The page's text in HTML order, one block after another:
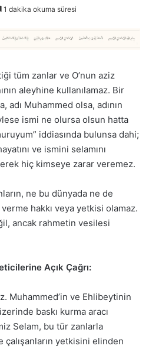
1 dakika okuma süresi
tüm zanlar ve O’nun aziz
aleyhine kullanılamaz. Bir
adı Muhammed olsa, adının
ismi ne olursa olsun hatta
iddiasında bulunsa dahi;
ve ismini selamını
hiç kimseye zarar veremez.
ne bu dünyada ne de
hakkı veya yetkisi olamaz.
ancak rahmetin vesilesi
Açık Çağrı:
Muhammed’in ve Ehlibeytinin
baskı kurma aracı
Selam, bu tür zanlarla
çalışanların yetkisini elinden